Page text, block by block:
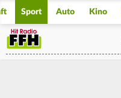
Sport Auto Kino